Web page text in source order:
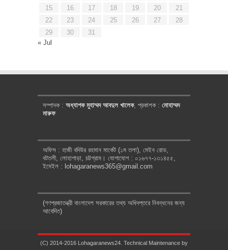
15
16 17 18 19 20
21
22
23 24 25 26 27
28
29
30
31
« Jul
সম্পাদক : অধ্যাপক মুহাম্মদ আবদুল খালেক, প্রকাশক : মোহাম্মদ
মারুফ
অফিস : হাজী বদিউর রহমান মার্কেট (১ম তলা), মেইন রোড,
বটতলী, লোহাগাড়া, চট্টগ্রাম। যোগাযোগ : ০১৬৭৭-১৩১৪৫৫,
ইমেইল : lohagaranews365@gmail.com
(গণপ্রজাতন্ত্রী বাংলাদেশ সরকারের তথ্য অধিদপ্তরে নিবন্ধনের জন্য
আবেদিত)
(C) 2014-2016 Lohagaranews24. Technical Maintenance by